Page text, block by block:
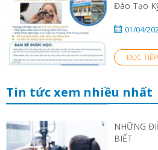
Đào Tạo
01/04/
ĐỌC TIẾP
Tin tức xem nhiều nhất
NHỮNG
BIẾT